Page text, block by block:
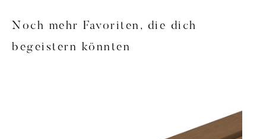
Noch mehr Favoriten, die dich
begeistern könnten